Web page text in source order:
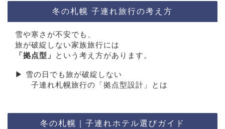
冬の札幌 子連れ旅行の考え方
雪や寒さが不安でも、
旅が破綻しない家族旅行には
「拠点型」
という考え方があります。
▶︎ 雪の日でも旅が破綻しない
子連れ札幌旅行の「拠点型設計」とは
冬の札幌｜子連れホテル選びガイド